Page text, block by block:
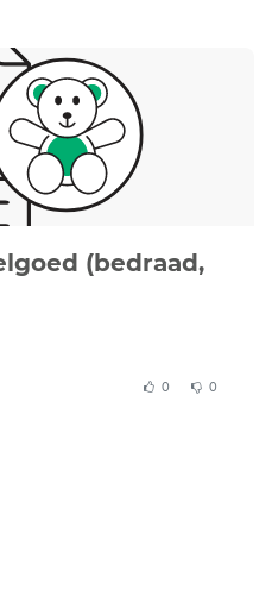
of Conformity for
you.
(bedraad,
0 0